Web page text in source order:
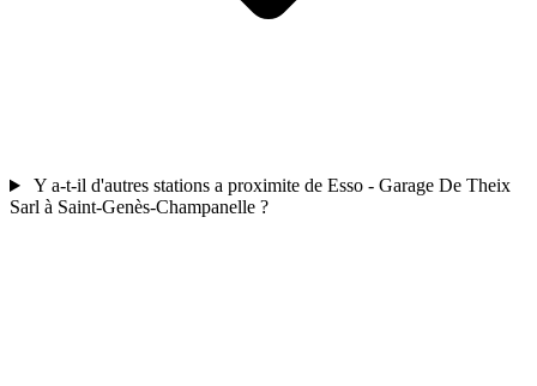
Y a-t-il d'autres stations a proximite de Esso - Garage De Theix
Sarl à Saint-Genès-Champanelle ?